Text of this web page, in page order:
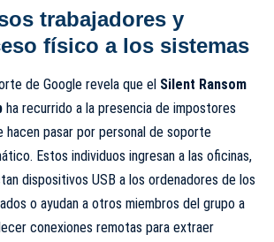
trabajadores y
físico a los sistemas
de Google revela que el Silent Ransom
ha recurrido a la presencia de impostores
hacen pasar por personal de soporte
Estos individuos ingresan a las oficinas,
dispositivos USB a los ordenadores de los
o ayudan a otros miembros del grupo a
conexiones remotas para extraer